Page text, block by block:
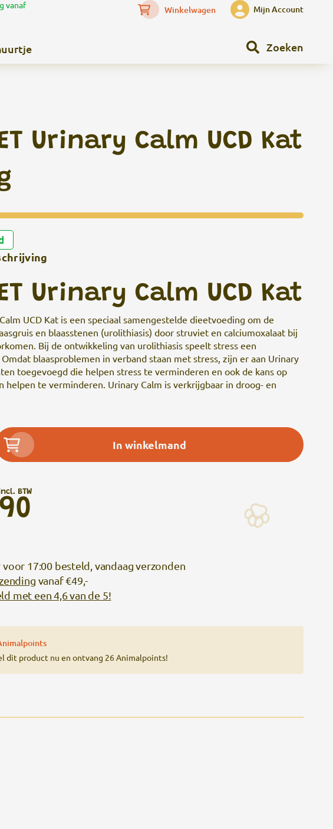
vanaf
Winkelwagen Mijn Account
Zoeken
Urinary Calm UCD Kat
Urinary Calm UCD Kat
UCD Kat is een speciaal samengestelde dieetvoeding om de
en blaasstenen (urolithiasis) door struviet en calciumoxalaat bij
Bij de ontwikkeling van urolithiasis speelt stress een
blaasproblemen in verband staan met stress, zijn er aan Urinary
toegevoegd die helpen stress te verminderen en ook de kans op
helpen te verminderen. Urinary Calm is verkrijgbaar in droog- en
In winkelmand
BTW
17:00 besteld, vandaag verzonden
vanaf €49,-
met een 4,6 van de 5!
dit product nu en ontvang 26 Animalpoints!